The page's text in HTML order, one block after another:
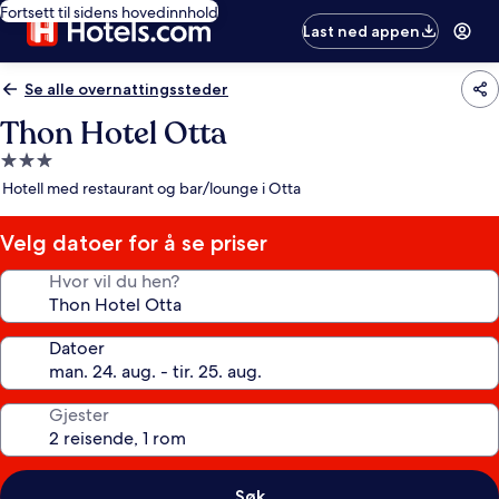
Fortsett til sidens hovedinnhold
Last ned appen
Se alle overnattingssteder
Thon Hotel Otta
Overnattingssted
med
stjerner
Hotell med restaurant og bar/lounge i Otta
Velg datoer for å se priser
Hvor vil du hen?
Datoer
Gjester